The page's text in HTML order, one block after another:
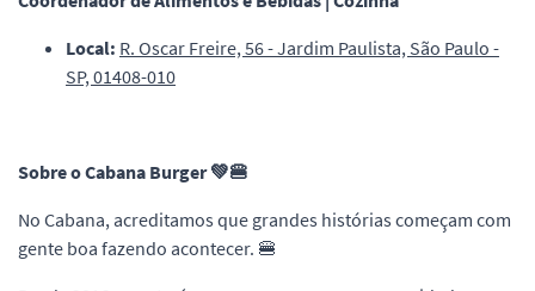
Local: R. Oscar Freire, 56 - Jardim Paulista, São Paulo -
SP, 01408-010
Sobre o Cabana Burger 💚🍔
No Cabana, acreditamos que grandes histórias começam com
gente boa fazendo acontecer. 🍔